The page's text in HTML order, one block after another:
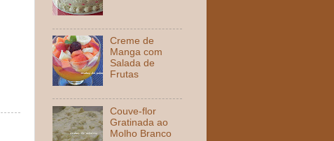
Creme de
Manga com
Salada de
Frutas
Couve-flor
Gratinada ao
Molho Branco